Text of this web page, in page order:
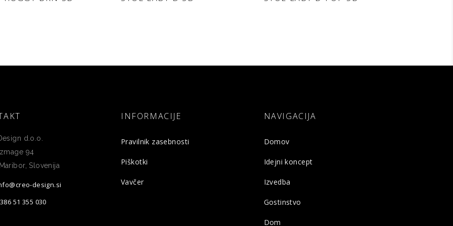
POVPRAŠEVANJE
POVPRAŠEVANJE
POVPRAŠEVANJE
d.o.o.
94
Slovenija
design.si
51 355 030
INFORMACIJE
Pravilnik zasebnosti
Piškotki
Vavčer
NAVIGACIJA
Domov
Idejni koncept
Izvedba
Gostinstvo
Dom